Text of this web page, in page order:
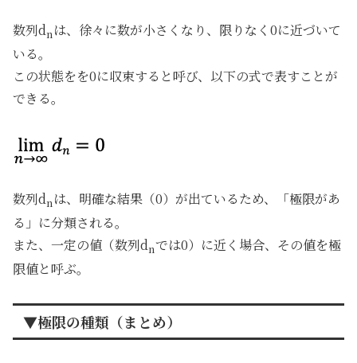
数列dnは、徐々に数が小さくなり、限りなく0に近づいて
いる。
この状態をを0に収束すると呼び、以下の式で表すことが
できる。
数列dn は、明確な結果（0）が出ているため、「極限があ
る」に分類される。
また、一定の値（数列dnでは0）に近く場合、その値を極
限値と呼ぶ。
▼極限の種類（まとめ）